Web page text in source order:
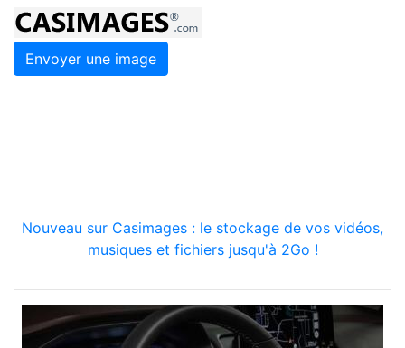
Envoyer une image
Nouveau sur Casimages : le stockage de vos vidéos,
musiques et fichiers jusqu'à 2Go !